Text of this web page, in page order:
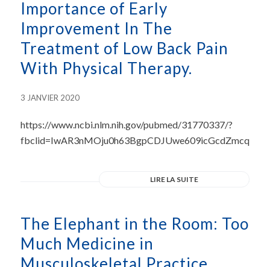
Importance of Early
Improvement In The
Treatment of Low Back Pain
With Physical Therapy.
3 JANVIER 2020
https://www.ncbi.nlm.nih.gov/pubmed/31770337/?
LIRE LA SUITE
The Elephant in the Room: Too
Much Medicine in